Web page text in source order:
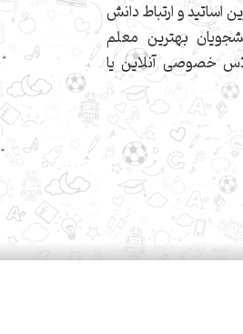
اساتید و ارتباط دانش
بهترین معلم
خصوصی آنلاین یا